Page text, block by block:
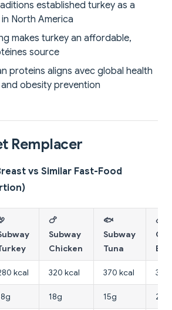
established turkey as a
North America
makes turkey an affordable,
source
proteins aligns avec global health
obesity prevention
Remplacer
vs Similar Fast-Food
🍗
Subway
Chicken
🐟
Subway
Tuna
🍗
kcal 320 kcal 370 kcal 320
18g 15g 28g